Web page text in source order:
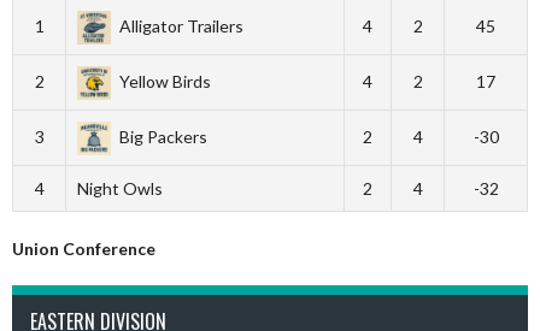
1 Alligator Trailers 4 2 45
2 Yellow Birds 4 2 17
3 Big Packers 2 4 -30
4 Night Owls 2 4 -32
Union Conference
EASTERN DIVISION